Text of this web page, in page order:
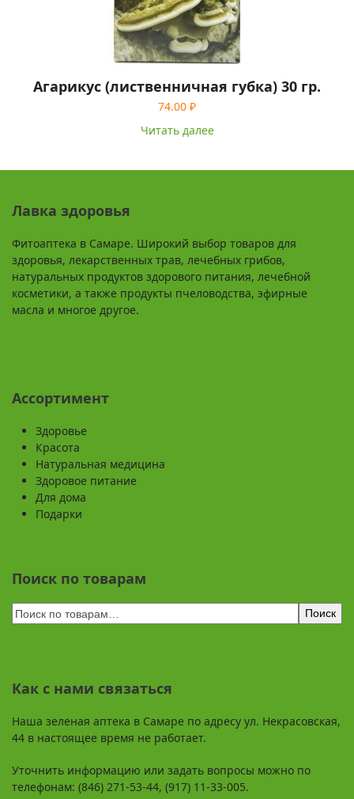
Агарикус (лиственничная губка) 30 гр.
74.00 ₽
Читать далее
Лавка здоровья
Фитоаптека в Самаре. Широкий выбор товаров для
здоровья, лекарственных трав, лечебных грибов,
натуральных продуктов здорового питания, лечебной
косметики, а также продукты пчеловодства, эфирные
масла и многое другое.
Ассортимент
Здоровье
Красота
Натуральная медицина
Здоровое питание
Для дома
Подарки
Поиск по товарам
Поиск
Как с нами связаться
Наша зеленая аптека в Самаре по адресу ул. Некрасовская,
44 в настоящее время не работает.
Уточнить информацию или задать вопросы можно по
телефонам: (846) 271-53-44, (917) 11-33-005.